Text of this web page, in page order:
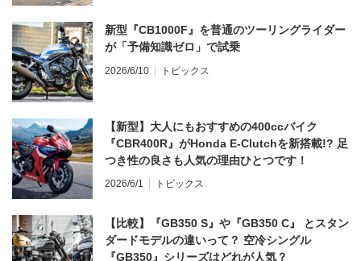
新型『CB1000F』を普通のツーリングライダー
が「予備知識ゼロ」で試乗
2026/6/10 トピックス
【新型】大人にもおすすめの400ccバイク
『CBR400R』がHonda E-Clutchを新搭載!? 足
つき性の良さも人気の理由ひとつです！
2026/6/1 トピックス
【比較】『GB350 S』や『GB350 C』 とスタン
ダードモデルの違いって？ 空冷シングル
『GB350』シリーズはどれが人気？